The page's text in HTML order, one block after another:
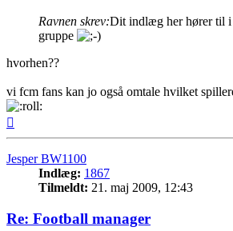
Ravnen skrev:Dit indlæg her hører til i
gruppe
hvorhen??
vi fcm fans kan jo også omtale hvilket
Jesper BW1100
Indlæg: 1867
Tilmeldt: 21. maj 2009, 12:43
Re: Football manager